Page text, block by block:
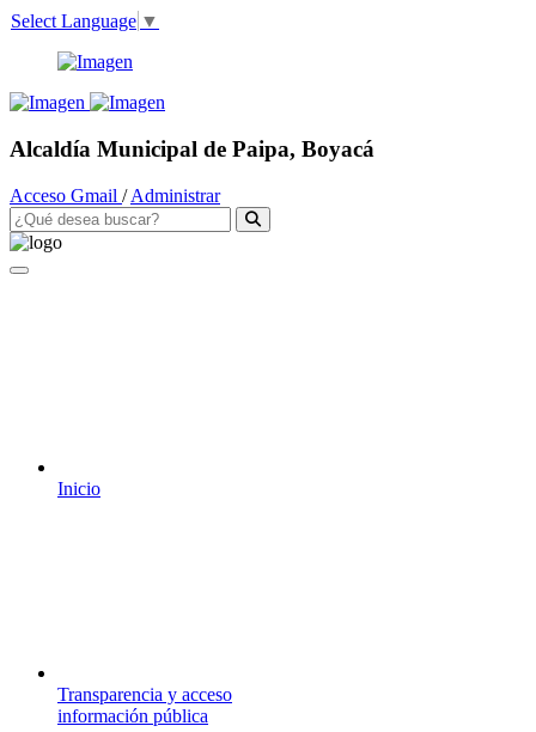
Select Language ▼
Alcaldía Municipal de Paipa, Boyacá
Acceso Gmail /Administrar
Inicio
Transparencia y acceso
información pública